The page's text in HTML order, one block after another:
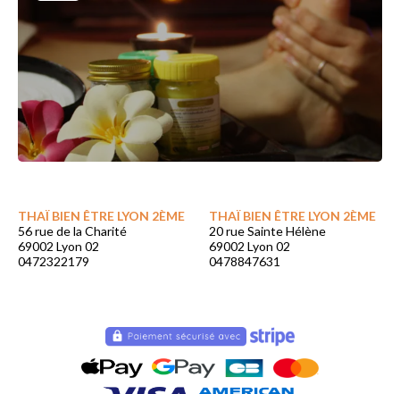
THAÏ BIEN ÊTRE LYON 2ÈME
56 rue de la Charité
69002 Lyon 02
0472322179
THAÏ BIEN ÊTRE LYON 2ÈME
20 rue Sainte Hélène
69002 Lyon 02
0478847631